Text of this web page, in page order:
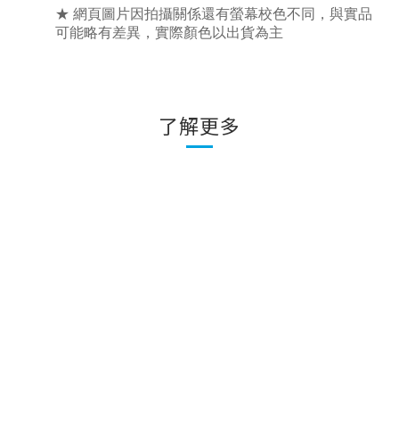
★ 網頁圖片因拍攝關係還有螢幕校色不同，與實品
可能略有差異，實際顏色以出貨為主
了解更多